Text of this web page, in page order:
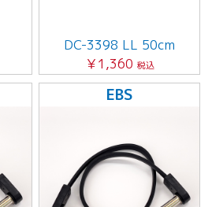
DC-3398 LL 50cm
￥1,360 税込
EBS